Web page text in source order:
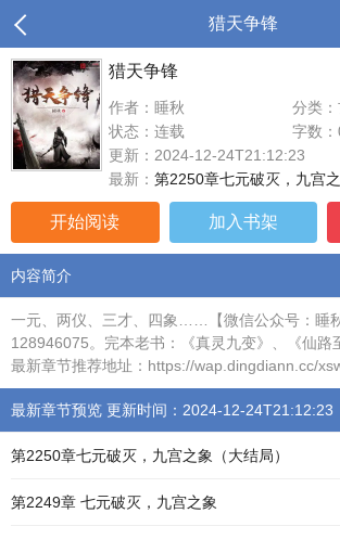
猎天争锋
猎天争锋
作者：睡秋
分类
状态：连载
字数
更新：2024-12-24T21:12:23
最新： 第2250章七元破灭，九宫之
开始阅读 加入书架
内容简介
一元、两仪、三才、四象……【微信公众号：睡
128946075。完本老书：《真灵九变》、《仙路
最新章节推荐地址：https://wap.dingdiann.cc/
最新章节预览 更新时间：2024-12-24T21:12:23
第2250章七元破灭，九宫之象（大结局）
第2249章 七元破灭，九宫之象